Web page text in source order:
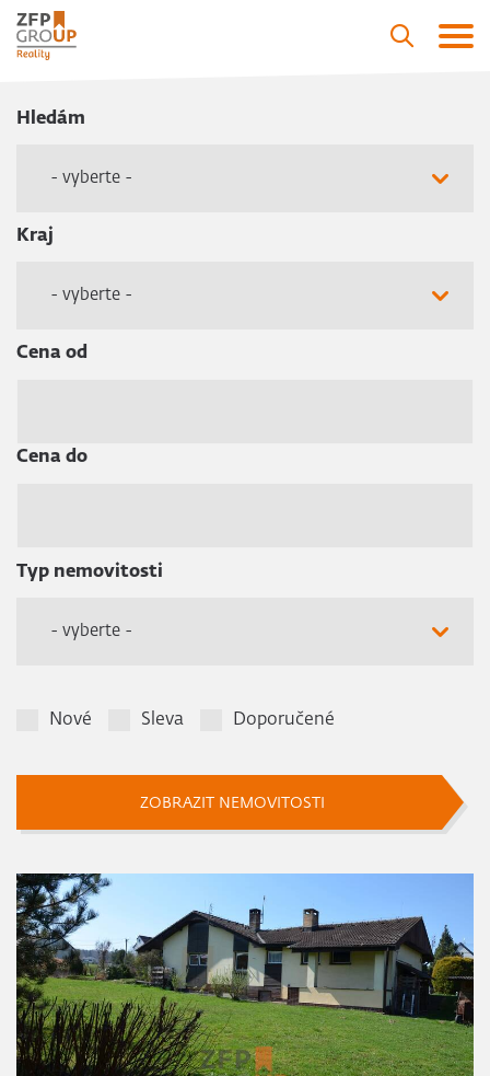
Hledám
- vyberte -
Kraj
- vyberte -
Cena od
Cena do
Typ nemovitosti
- vyberte -
Nové Sleva Doporučené
ZOBRAZIT NEMOVITOSTI